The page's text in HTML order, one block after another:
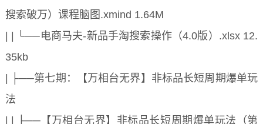
搜索破万）课程脑图.xmind 1.64M
| | └──电商马夫-新品手淘搜索操作（4.0版）.xlsx 12.
35kb
| ├──第七期：【万相台无界】非标品长短周期爆单玩
法
| | ├──【万相台无界】非标品长短周期爆单玩法（第